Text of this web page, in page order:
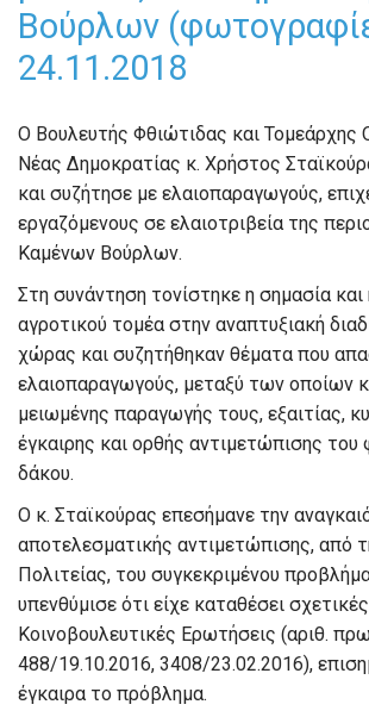
Βούρλων
24.11.2018
Ο Βουλευτής Φθιώτιδας και Τομεάρχης
Νέας Δημοκρατίας κ. Χρήστος
και συζήτησε με ελαιοπαραγωγούς,
εργαζόμενους σε ελαιοτριβεία της
Καμένων Βούρλων.
Στη συνάντηση τονίστηκε η σημασία
αγροτικού τομέα στην αναπτυξιακή
χώρας και συζητήθηκαν θέματα που
ελαιοπαραγωγούς, μεταξύ των οποίων
μειωμένης παραγωγής τους, εξαιτίας,
έγκαιρης και ορθής αντιμετώπισης του
δάκου.
Ο κ. Σταϊκούρας επεσήμανε την
αποτελεσματικής αντιμετώπισης, από
Πολιτείας, του συγκεκριμένου
υπενθύμισε ότι είχε καταθέσει σχετικές
Κοινοβουλευτικές Ερωτήσεις (αριθ.
488/19.10.2016, 3408/23.02.2016),
έγκαιρα το πρόβλημα.